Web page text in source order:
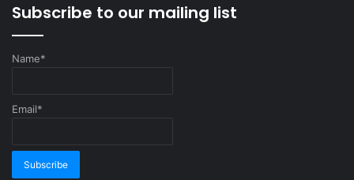
Subscribe to our mailing list
Name*
Email*